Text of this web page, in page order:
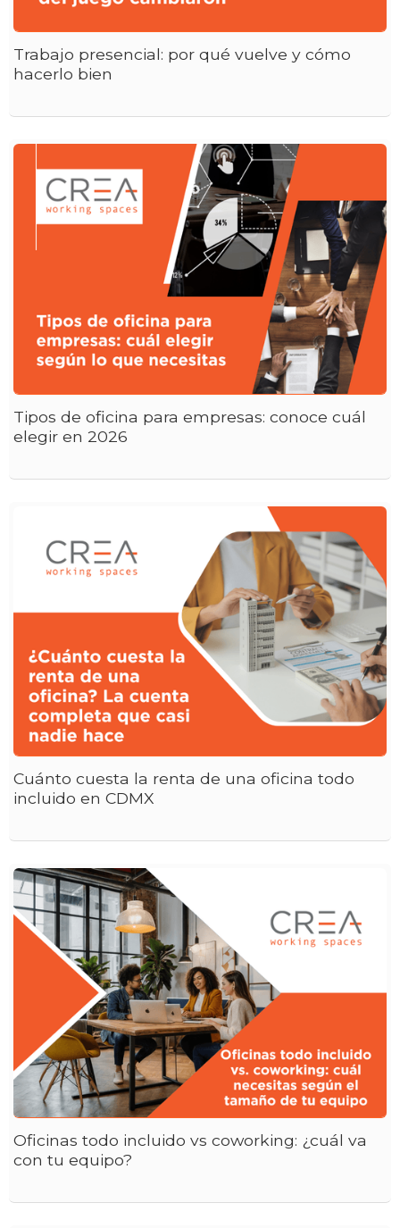
Trabajo presencial: por qué vuelve y cómo
hacerlo bien
Tipos de oficina para empresas: conoce cuál
elegir en 2026
Cuánto cuesta la renta de una oficina todo
incluido en CDMX
Oficinas todo incluido vs coworking: ¿cuál va
con tu equipo?